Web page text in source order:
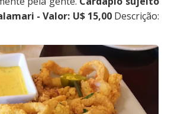
- Valor: U$ 15,00Descrição: